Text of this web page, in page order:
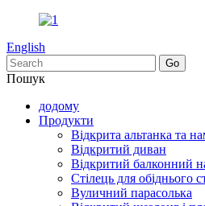
English
Пошук
додому
Продукти
Відкрита альтанка та
Відкритий диван
Відкритий балконний
Стілець для обіднього
Вуличний парасолька